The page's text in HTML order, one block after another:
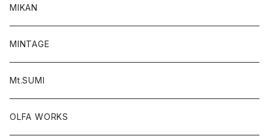
MIKAN
MINTAGE
Mt.SUMI
OLFA WORKS